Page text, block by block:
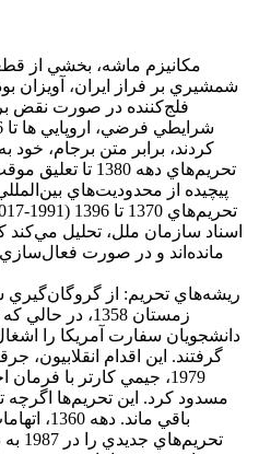
شمشيري بر فراز ايران، آويزان
فلج‌کننده در صورت نقض
کردند، برابر متن برجام، خود
تحريم‌هاي دهه
پيچيده از محدوديت‌هاي
اسناد سازمان ملل، تحليل
مانده‌اند و در صورت
ريشه‌هاي تحريم: از گروگان‌گيري
زمستان 1358،
گرفتند. اين اقدام انقلابيون،
باقي